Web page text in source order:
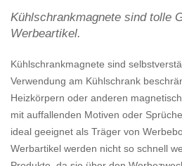
Kühlschrankmagnete sind tolle
Werbeartikel.
Kühlschrankmagnete sind
Verwendung am Kühlschrank
Heizkörpern oder anderen
mit auffallenden Motiven oder
ideal geeignet als Träger von
Werbartikel werden nicht so schnell